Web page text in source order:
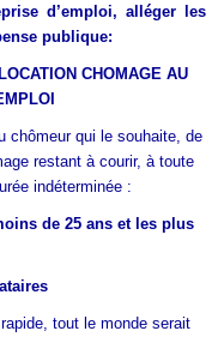
d’emploi, alléger les
publique:
CHOMAGE AU
chômeur qui le souhaite, de
restant à courir, à toute
indéterminée :
de 25 ans et les plus
tout le monde serait